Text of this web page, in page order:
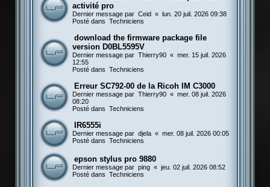
activité pro
Dernier message par Ceid « lun. 20 juil. 2026 09:38
Posté dans Techniciens
download the firmware package file
version D0BL5595V
Dernier message par Thierry90 « mer. 15 juil. 2026
12:55
Posté dans Techniciens
Erreur SC792-00 de la Ricoh IM C3000
Dernier message par Thierry90 « mer. 08 juil. 2026
08:20
Posté dans Techniciens
IR6555i
Dernier message par djela « mer. 08 juil. 2026 00:05
Posté dans Techniciens
epson stylus pro 9880
Dernier message par ping « jeu. 02 juil. 2026 08:52
Posté dans Techniciens